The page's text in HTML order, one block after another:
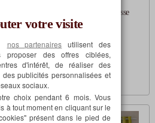
Rideau tamisant uni blanc casse
Sur mesure
à partir de 26,93€
votre visite
nos partenaires utilisent des
proposer des offres ciblées,
d'intérêt, de réaliser des
publicités personnalisées et
sociaux.
choix pendant 6 mois. Vous
à tout moment en cliquant sur le
présent dans le pied de